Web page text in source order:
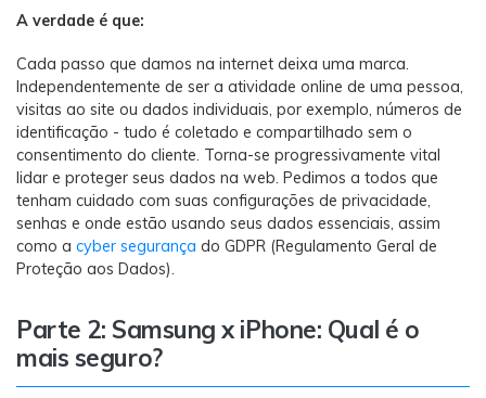
A verdade é que:
Cada passo que damos na internet deixa uma marca.
Independentemente de ser a atividade online de uma pessoa,
visitas ao site ou dados individuais, por exemplo, números de
identificação - tudo é coletado e compartilhado sem o
consentimento do cliente. Torna-se progressivamente vital
lidar e proteger seus dados na web. Pedimos a todos que
tenham cuidado com suas configurações de privacidade,
senhas e onde estão usando seus dados essenciais, assim
como a cyber segurança do GDPR (Regulamento Geral de
Proteção aos Dados).
Parte 2: Samsung x iPhone: Qual é o
mais seguro?